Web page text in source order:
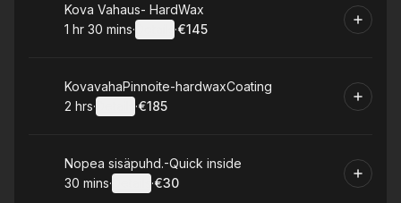
Book
Kova Vahaus- HardWax
. Duration:
1 hr 30 mins· ·
.Price
€145
Book
KovavahaPinnoite-hardwaxCoating
. Duration:
2 hrs· ·
.Price
€185
Book
Nopea sisäpuhd.-Quick inside
.Duration:
30 mins· ·
.Price
€30